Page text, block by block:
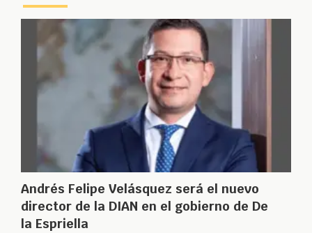
Andrés Felipe Velásquez será el nuevo
director de la DIAN en el gobierno de De
la Espriella